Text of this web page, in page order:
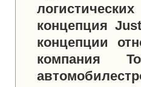
концепция
концепции
компания